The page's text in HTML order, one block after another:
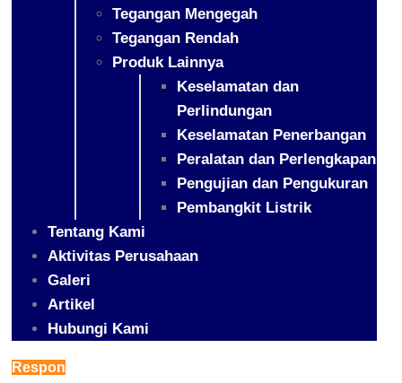
Tegangan Mengegah
Tegangan Rendah
Produk Lainnya
Keselamatan dan
Perlindungan
Keselamatan Penerbangan
Peralatan dan Perlengkapan
Pengujian dan Pengukuran
Pembangkit Listrik
Tentang Kami
Aktivitas Perusahaan
Galeri
Artikel
Hubungi Kami
Respon